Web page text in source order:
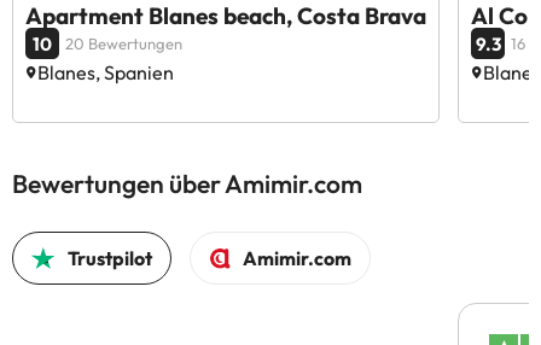
Apartment Blanes beach, Costa Brava
10 20 Bewertungen
Blanes, Spanien
Al Cor
9.3 16
Bewertungen über Amimir.com
Trustpilot Amimir.com